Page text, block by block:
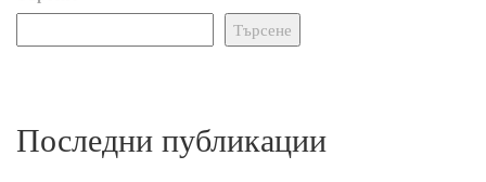
Търсене
Последни публикации